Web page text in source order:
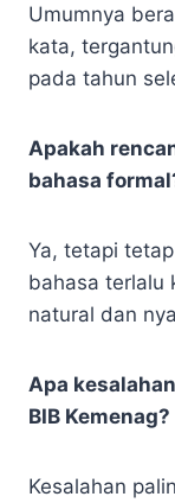
Umumnya
kata,
pada tahun
Apakah
bahasa
Ya, tetapi
bahasa terlalu
natural dan
Apa
BIB Kemenag?
Kesalahan